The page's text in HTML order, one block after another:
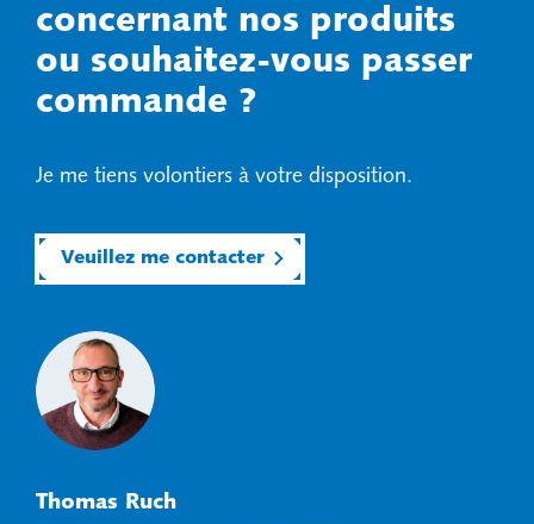
concernant nos produits
ou souhaitez-vous passer
commande ?
Je me tiens volontiers à votre disposition.
Veuillez me contacter
Thomas Ruch